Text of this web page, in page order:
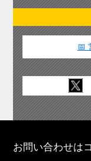
📅
お問い合わせは